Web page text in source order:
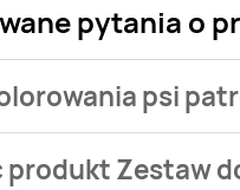
pytania o
psi
zł.
produkt Zestaw